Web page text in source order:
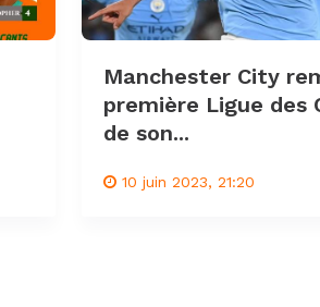
Manchester City
première Ligue des
de son...
10 juin 2023, 21:20